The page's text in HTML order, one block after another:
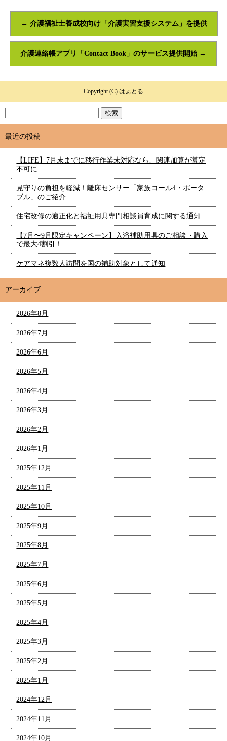
← 介護福祉士養成校向け「介護実習支援システム」を提供
介護連絡帳アプリ「Contact Book」のサービス提供開始 →
Copyright (C) はぁとる
最近の投稿
【LIFE】7月末までに移行作業未対応なら、関連加算が算定
不可に
見守りの負担を軽減！離床センサー「家族コール4・ポータ
ブル」のご紹介
住宅改修の適正化と福祉用具専門相談員育成に関する通知
【7月〜9月限定キャンペーン】入浴補助用具のご相談・購入
で最大4割引！
ケアマネ複数人訪問を国の補助対象として通知
アーカイブ
2026年8月
2026年7月
2026年6月
2026年5月
2026年4月
2026年3月
2026年2月
2026年1月
2025年12月
2025年11月
2025年10月
2025年9月
2025年8月
2025年7月
2025年6月
2025年5月
2025年4月
2025年3月
2025年2月
2025年1月
2024年12月
2024年11月
2024年10月